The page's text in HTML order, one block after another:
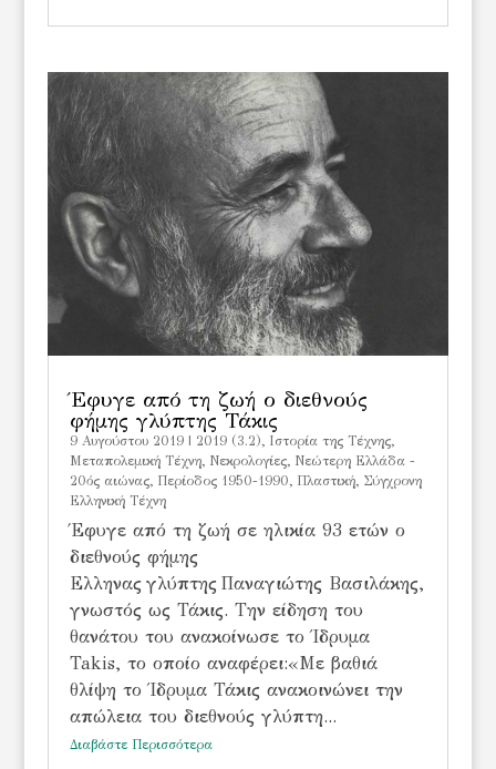
Έφυγε από τη ζωή ο διεθνούς
φήμης γλύπτης Τάκις
9 Αυγούστου 2019| 2019 (3.2) Ιστορία της Τέχνης,
Μεταπολεμική Τέχνη, Νεκρολογίες, Νεώτερη Ελλάδα -
20ός αιώνας, Περίοδος 1950-1990 Πλαστική, Σύγχρονη
Ελληνική Τέχνη
Έφυγε από τη ζωή σε ηλικία 93 ετών ο
διεθνούς φήμης
Ελληνας γλύπτης Παναγιώτης Βασιλάκης,
γνωστός ως Τάκις. Tην είδηση του
θανάτου του ανακοίνωσε το Ίδρυμα
Takis, το οποίο αναφέρει:«Με βαθιά
θλίψη το Ίδρυμα Τάκις ανακοινώνει την
απώλεια του διεθνούς γλύπτη...
Διαβάστε Περισσότερα